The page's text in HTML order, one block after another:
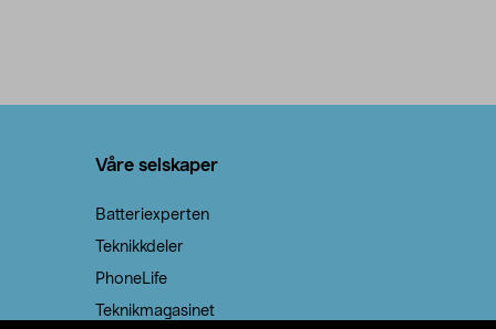
Våre selskaper
Batteriexperten
Teknikkdeler
PhoneLife
Teknikmagasinet